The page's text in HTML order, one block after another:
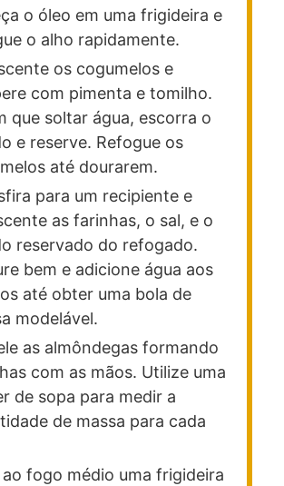
o óleo em uma frigideira e
o alho rapidamente.
os cogumelos e
com pimenta e tomilho.
que soltar água, escorra o
e reserve. Refogue os
até dourarem.
para um recipiente e
as farinhas, o sal, e o
reservado do refogado.
bem e adicione água aos
até obter uma bola de
modelável.
as almôndegas formando
com as mãos. Utilize uma
de sopa para medir a
de massa para cada
ao fogo médio uma frigideira